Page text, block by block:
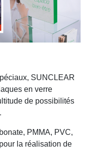
SUNCLEAR
en verre
de possibilités
PMMA, PVC,
la réalisation de